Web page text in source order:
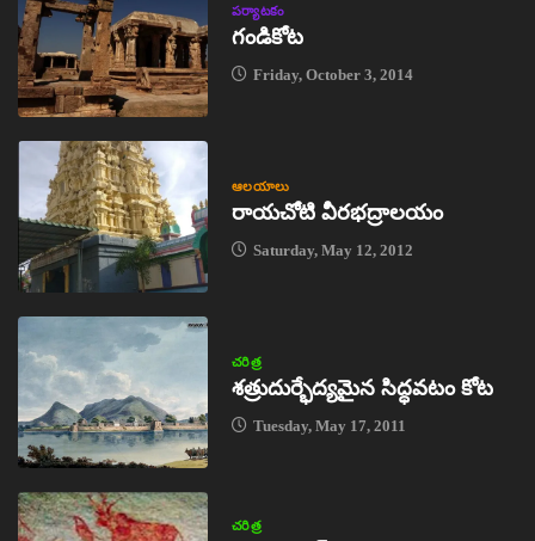
పర్యాటకం
గండికోట
Friday, October 3, 2014
ఆలయాలు
రాయచోటి వీరభద్రాలయం
Saturday, May 12, 2012
చరిత్ర
శత్రుదుర్భేద్యమైన సిద్ధవటం కోట
Tuesday, May 17, 2011
చరిత్ర